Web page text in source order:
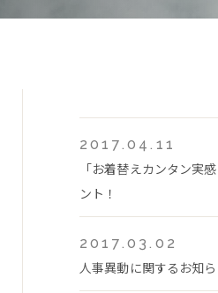
2017.04.11
「お着替えカンタン実
ント！
2017.03.02
人事異動に関するお知